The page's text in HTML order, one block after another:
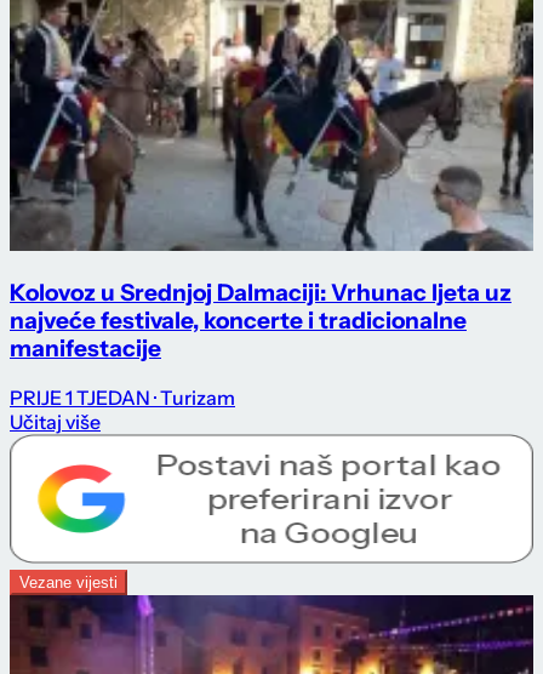
Kolovoz u Srednjoj Dalmaciji: Vrhunac ljeta uz
najveće festivale, koncerte i tradicionalne
manifestacije
PRIJE 1 TJEDAN · Turizam
Učitaj više
Vezane vijesti